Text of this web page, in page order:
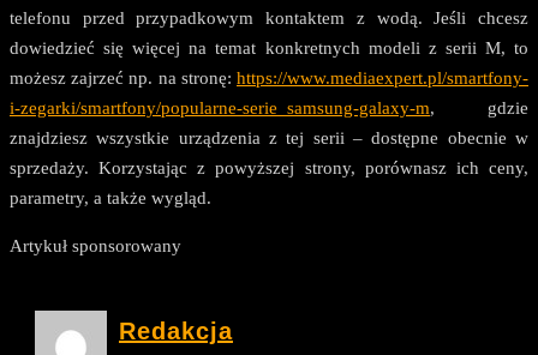
telefonu przed przypadkowym kontaktem z wodą. Jeśli chcesz
dowiedzieć się więcej na temat konkretnych modeli z serii M, to
możesz zajrzeć np. na stronę: https://www.mediaexpert.pl/smartfony-
i-zegarki/smartfony/popularne-serie_samsung-galaxy-m, gdzie
znajdziesz wszystkie urządzenia z tej serii – dostępne obecnie w
sprzedaży. Korzystając z powyższej strony, porównasz ich ceny,
parametry, a także wygląd.
Artykuł sponsorowany
Redakcja